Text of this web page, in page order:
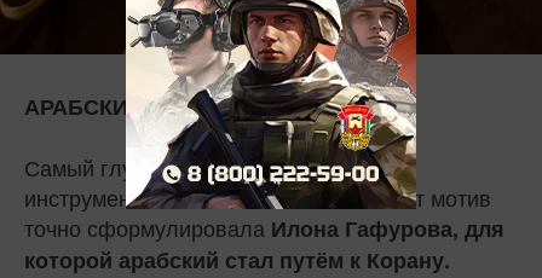
АРАБСКИЙ:УСЛЫШАТЬ БОГА
Самый глубокий уровень — язык как
инструмент познания себя и Бога. Этот мотив
точно сформулировала Илона Гафурова, для
которой арабский стал путём к Корану.